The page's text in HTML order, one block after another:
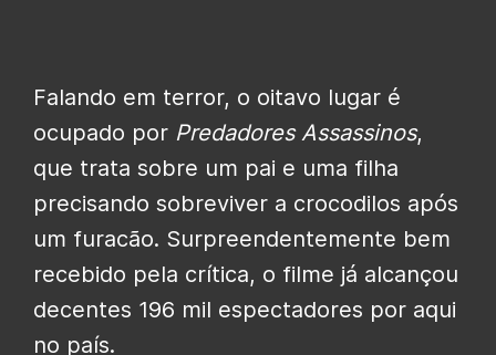
Falando em terror, o oitavo lugar é
ocupado por Predadores Assassinos,
que trata sobre um pai e uma filha
precisando sobreviver a crocodilos após
um furacão. Surpreendentemente bem
recebido pela crítica, o filme já alcançou
decentes 196 mil espectadores por aqui
no país.